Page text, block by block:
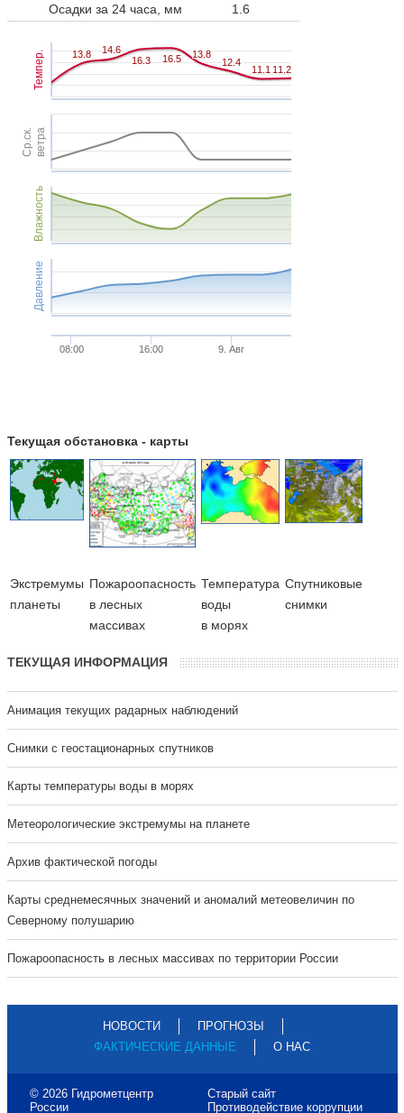
Осадки за 24 часа, мм
1.6
Темпер.
Ср.ск.ветра
Влажность
Давление
13.8
13.8 14.6
14.6
16.3
16.3 16.5
16.5 13.8
13.8
12.4
12.4
11.1
11.1 11.2
11.2
08:00 16:00 9. Авг
Текущая обстановка - карты
Экстремумы
планеты
Пожароопасность
в лесных
массивах
Температура
воды
в морях
Cпутниковые
снимки
ТЕКУЩАЯ ИНФОРМАЦИЯ
Анимация текущих радарных наблюдений
Cнимки с геостационарных спутников
Карты температуры воды в морях
Метеорологические экстремумы на планете
Архив фактической погоды
Карты среднемесячных значений и аномалий метеовеличин по
Северному полушарию
Пожароопасность в лесных массивах по территории России
НОВОСТИ
ПРОГНОЗЫ
ФАКТИЧЕСКИЕ ДАННЫЕ
О НАС
© 2026 Гидрометцентр
России
Старый сайт
Противодействие коррупции